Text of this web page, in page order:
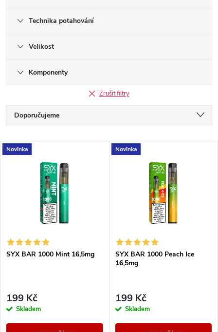
Technika potahování
Velikost
Komponenty
Zrušit filtry
Ř
a
í
p
r
o
Doporučujeme
Nejdražší
Nejprodávanější
Abecedně
V
s
r
o
Novinka
SYX BAR 1000 Mint 16,5mg
199 Kč
Skladem
Novinka
SYX BAR 1000 Peach Ice
16,5mg
199 Kč
Skladem